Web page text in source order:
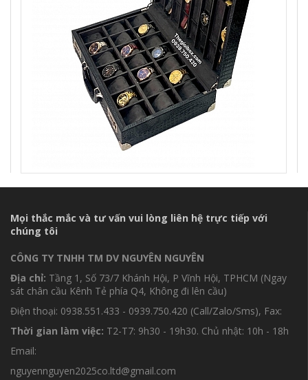
Mọi thắc mắc và tư vấn vui lòng liên hệ trực tiếp với
chúng tôi
CÔNG TY TNHH TM DV NGUYÊN NGUYÊN
Địa chỉ: Tầng 1, Số 73/7 Khánh Hội, P Vĩnh Hội, TPHCM (Ngay
sát chân cầu Kênh Tẻ phía Q4, Không đi lên cầu)
Điện thoại: 0938.551.433 - 0939.750.420 (Call/Zalo/Sms), Fax:
Thời gian làm việc: T2-T7: 9h30 - 19h30. Chủ nhật: 10h - 18h
Email:
nguyennguyen2025co.ltd@gmail.com